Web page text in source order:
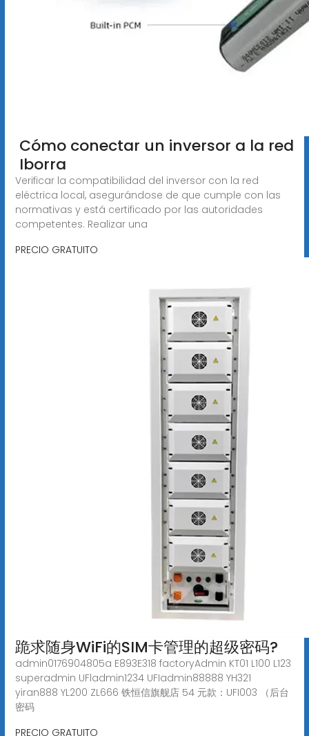
️ Cómo conectar un inversor a la red
️ Iborra
Verificar la compatibilidad del inversor con la red
eléctrica local, asegurándose de que cumple con las
normativas y está certificado por las autoridades
competentes. Realizar una
PRECIO GRATUITO
跪求随身WiFi的SIM卡管理的超级密码?
admin0176904805a E893E318 factoryAdmin KT01 L100 L123
superadmin UFladmin1234 UFIadmin88888 YH321
yiran888 YL200 ZL666 铁恒信旗舰店 54 元款：UFI003 （后台
密码
PRECIO GRATUITO